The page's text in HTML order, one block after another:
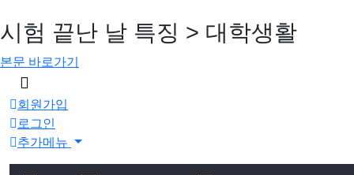
시험 끝난 날 특징 > 대학생활
본문 바로가기
메
뉴
버
튼
회원가입
로그인
추가메뉴